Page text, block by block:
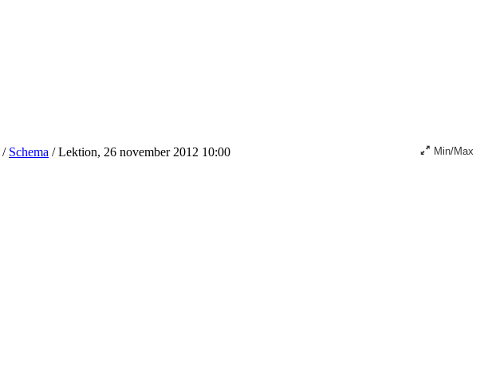
/ Schema /Lektion, 26 november 2012 10:00 Min/Max